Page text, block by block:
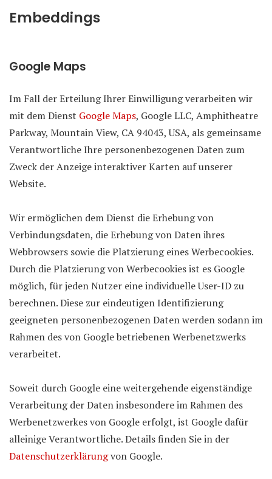
Embeddings
Google Maps
Im Fall der Erteilung Ihrer Einwilligung verarbeiten wir
mit dem Dienst Google Maps, Google LLC, Amphitheatre
Parkway, Mountain View, CA 94043, USA, als gemeinsame
Verantwortliche Ihre personenbezogenen Daten zum
Zweck der Anzeige interaktiver Karten auf unserer
Website.
Wir ermöglichen dem Dienst die Erhebung von
Verbindungsdaten, die Erhebung von Daten ihres
Webbrowsers sowie die Platzierung eines Werbecookies.
Durch die Platzierung von Werbecookies ist es Google
möglich, für jeden Nutzer eine individuelle User-ID zu
berechnen. Diese zur eindeutigen Identifizierung
geeigneten personenbezogenen Daten werden sodann im
Rahmen des von Google betriebenen Werbenetzwerks
verarbeitet.
Soweit durch Google eine weitergehende eigenständige
Verarbeitung der Daten insbesondere im Rahmen des
Werbenetzwerkes von Google erfolgt, ist Google dafür
alleinige Verantwortliche. Details finden Sie in der
Datenschutzerklärungvon Google.